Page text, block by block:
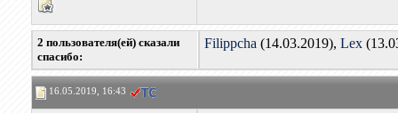
2 пользователя(ей) сказали
cпасибо:
Filippcha (14.03.2019), Lex
16.05.2019, 16:43